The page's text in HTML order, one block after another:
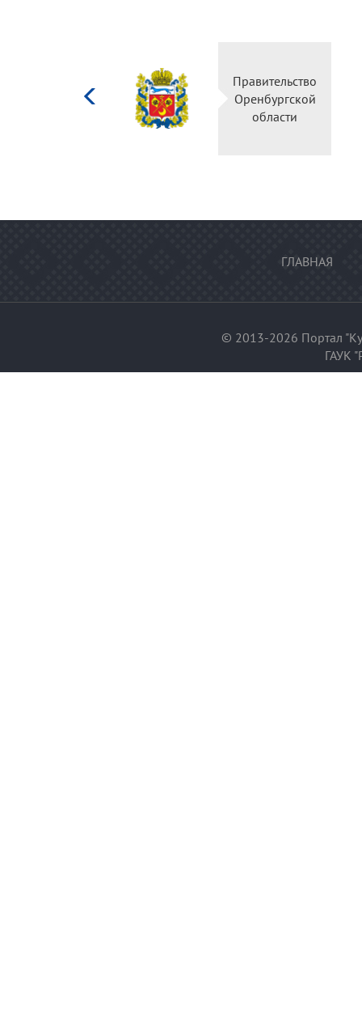
культуры
Российской
Правительство
Оренбургской
области
ГЛАВНАЯ
© 2013-2026 Портал
ГАУК